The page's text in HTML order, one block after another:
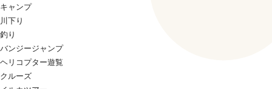
キャンプ
川下り
釣り
バンジージャンプ
ヘリコプター遊覧
クルーズ